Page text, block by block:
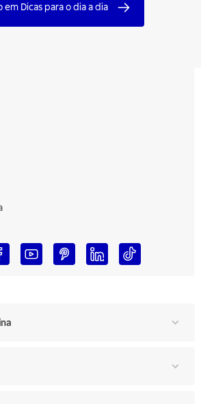
em Dicas para o dia a dia